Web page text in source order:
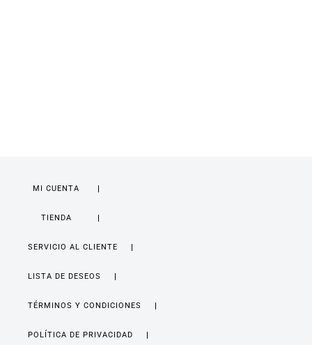
MI CUENTA
TIENDA
SERVICIO AL CLIENTE
LISTA DE DESEOS
TÉRMINOS Y CONDICIONES
POLÍTICA DE PRIVACIDAD